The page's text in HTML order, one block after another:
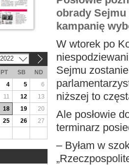
obrady
kampanię
W wtorek po
Sejmu
niższej to
Ale posłowie
terminarz
– Byłam w
2022
PT SB
ND
4 5
6
11 12
13
18 19
20
25 26
27